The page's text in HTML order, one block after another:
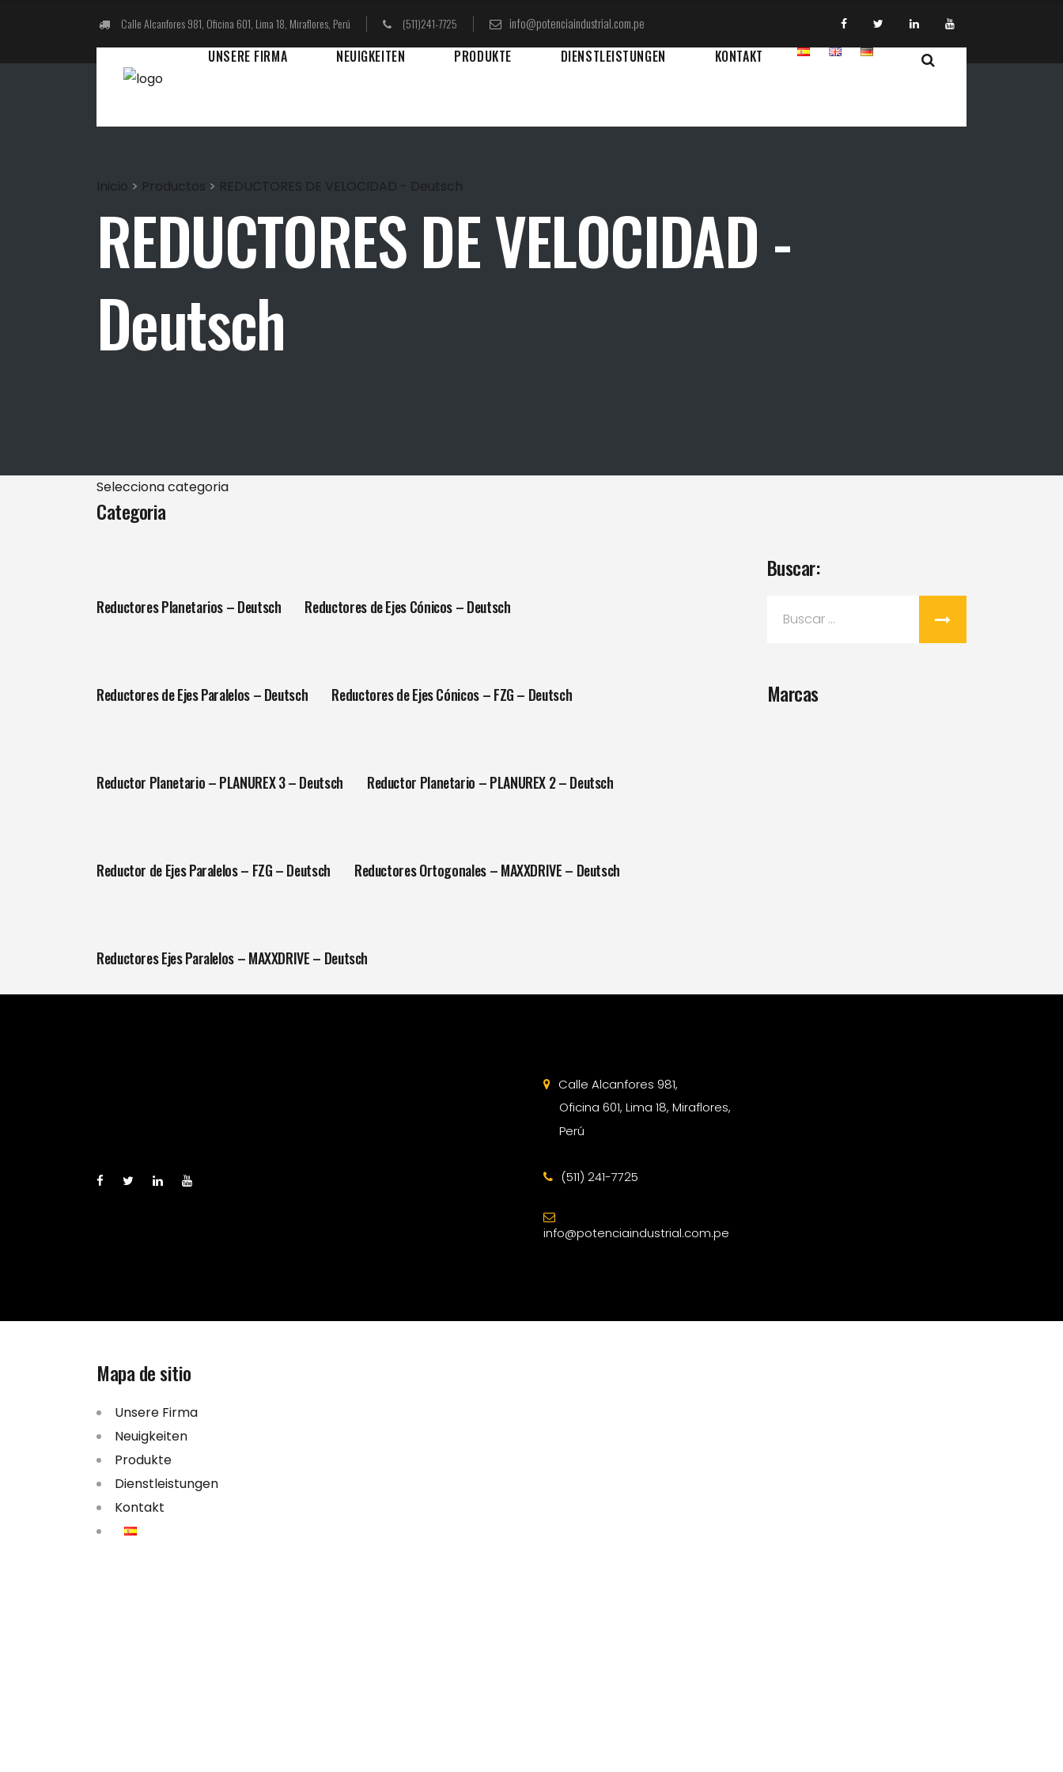
Calle Alcanfores 981, Oficina 601, Lima 18, Miraflores, Perú (511)241-7725 info@potenciaindustrial.com.pe
UNSERE FIRMA NEUIGKEITEN PRODUKTE DIENSTLEISTUNGEN KONTAKT
Inicio > Productos > REDUCTORES DE VELOCIDAD - Deutsch
REDUCTORES DE VELOCIDAD -
Deutsch
Selecciona categoria
Categoria
Reductores Planetarios – Deutsch Reductores de Ejes Cónicos – Deutsch
Reductores de Ejes Paralelos – Deutsch Reductores de Ejes Cónicos – FZG – Deutsch
Reductor Planetario – PLANUREX 3 – Deutsch Reductor Planetario – PLANUREX 2 – Deutsch
Reductor de Ejes Paralelos – FZG – Deutsch Reductores Ortogonales – MAXXDRIVE – Deutsch
Reductores Ejes Paralelos – MAXXDRIVE – Deutsch
Buscar:
Marcas
Calle Alcanfores 981,
Oficina 601, Lima 18, Miraflores,
Perú
(511) 241-7725
info@potenciaindustrial.com.pe
Mapa de sitio
Unsere Firma
Neuigkeiten
Produkte
Dienstleistungen
Kontakt